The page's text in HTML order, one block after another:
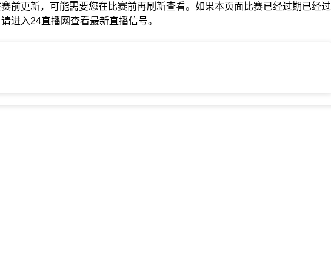
赛前更新，可能需要您在比赛前再刷新查看。如果本页面比赛已经过期已经过
进入24直播网查看最新直播信号。